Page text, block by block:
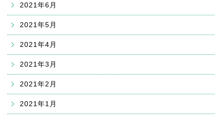
2021年6月
2021年5月
2021年4月
2021年3月
2021年2月
2021年1月